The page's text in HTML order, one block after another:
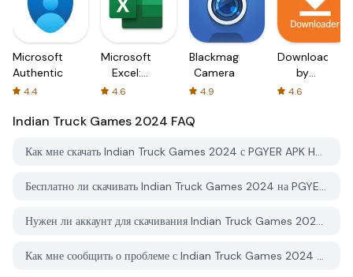
Microsoft
Authenticator
4.4
Microsoft
Excel:
Spreadsheets
4.6
Blackmagic
Camera
4.9
Downloader
by
AFTVnews
4.6
Indian Truck Games 2024 FAQ
Как мне скачать Indian Truck Games 2024 с PGYER APK HUB?
Бесплатно ли скачивать Indian Truck Games 2024 на PGYER APK HUB?
Нужен ли аккаунт для скачивания Indian Truck Games 2024 с PGYER APK HUB?
Как мне сообщить о проблеме с Indian Truck Games 2024 на PGYER APK HUB?